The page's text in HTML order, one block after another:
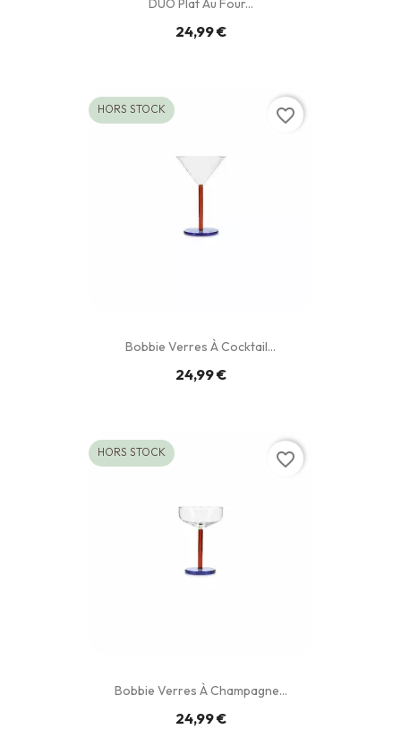
DUO Plat Au Four...
24,99 €
Bobbie Verres À Cocktail...
24,99 €
HORS STOCK favorite_border
Bobbie Verres À Champagne...
24,99 €
HORS STOCK favorite_border